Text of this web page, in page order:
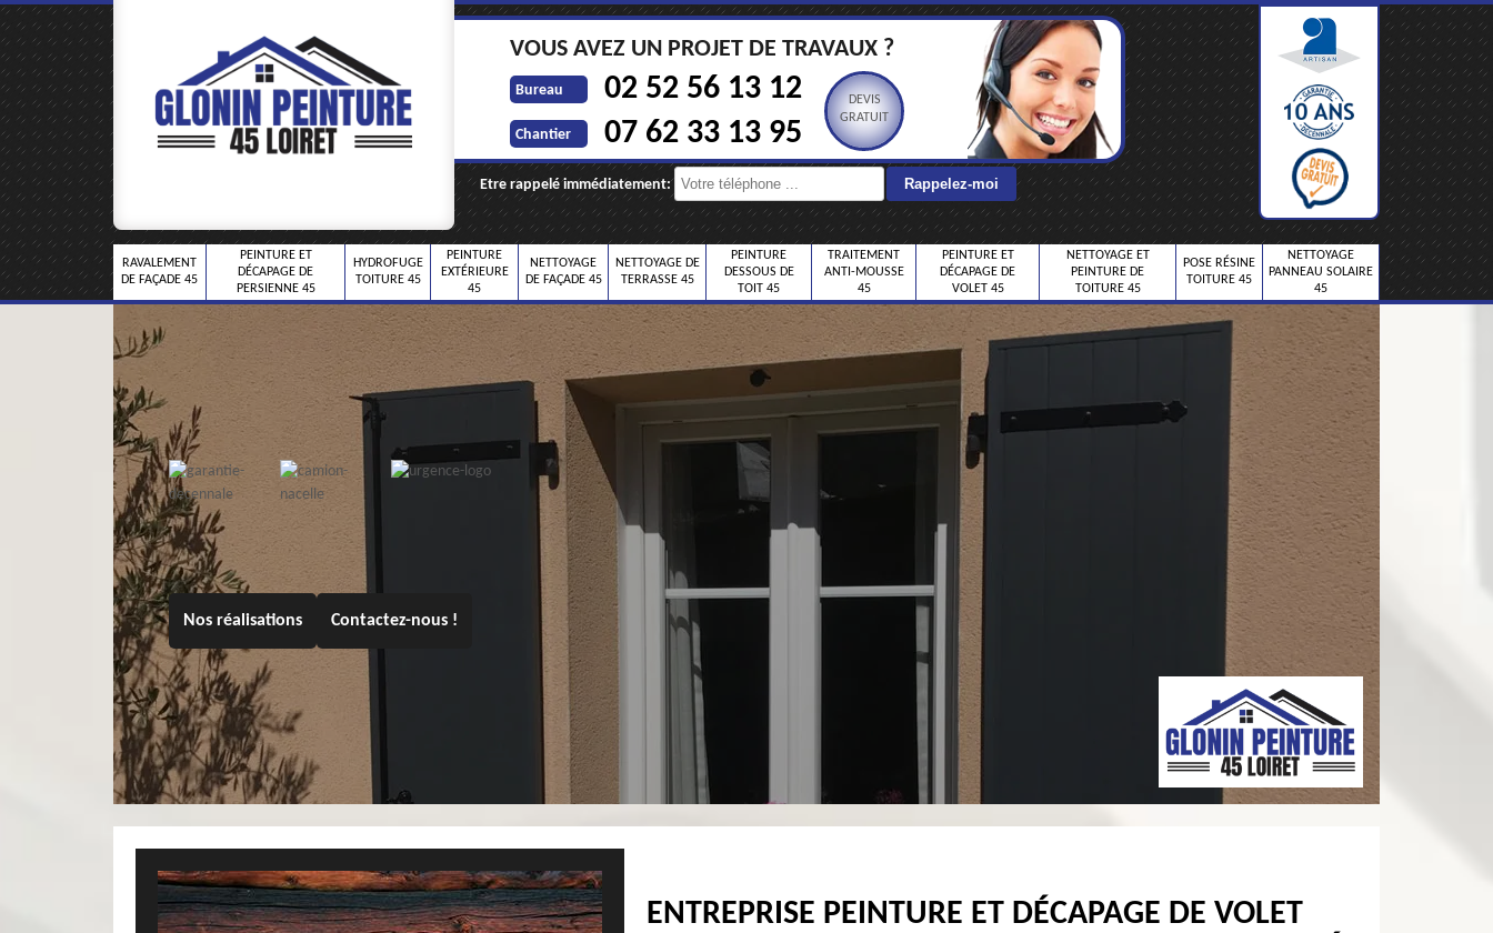
VOUS AVEZ UN PROJET DE TRAVAUX ?
Bureau 02 52 56 13 12
Chantier 07 62 33 13 95
DEVIS
GRATUIT
Etre rappelé immédiatement:
RAVALEMENT
DE FAÇADE 45
PEINTURE ET
DÉCAPAGE DE
PERSIENNE 45
HYDROFUGE
TOITURE 45
PEINTURE
EXTÉRIEURE
45
NETTOYAGE
DE FAÇADE 45
NETTOYAGE DE
TERRASSE 45
PEINTURE
DESSOUS DE
TOIT 45
TRAITEMENT
ANTI-MOUSSE
45
PEINTURE ET
DÉCAPAGE DE
VOLET 45
NETTOYAGE ET
PEINTURE DE
TOITURE 45
POSE RÉSINE
TOITURE 45
NETTOYAGE
PANNEAU SOLAIRE
45
Nos réalisations Contactez-nous !
ENTREPRISE PEINTURE ET DÉCAPAGE DE VOLET